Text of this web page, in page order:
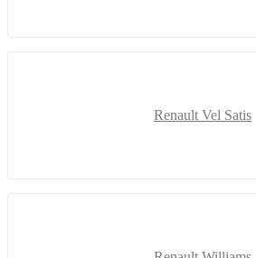
Renault Vel Satis